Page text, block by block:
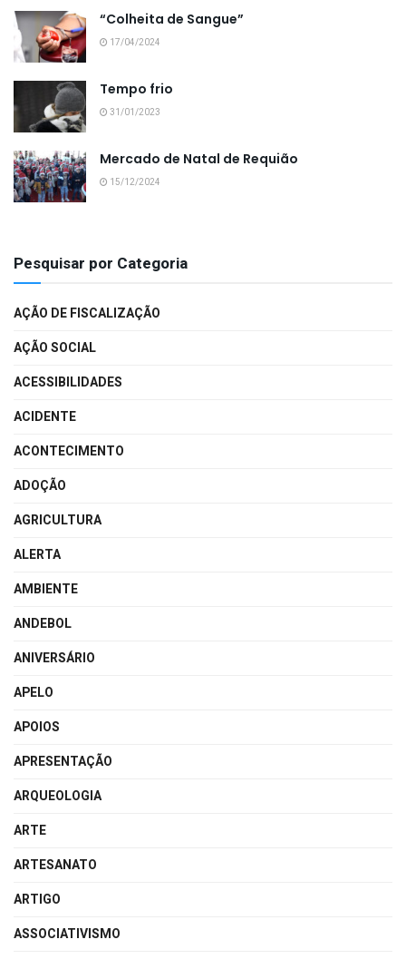
“Colheita de Sangue”
17/04/2024
Tempo frio
31/01/2023
Mercado de Natal de Requião
15/12/2024
Pesquisar por Categoria
AÇÃO DE FISCALIZAÇÃO
AÇÃO SOCIAL
ACESSIBILIDADES
ACIDENTE
ACONTECIMENTO
ADOÇÃO
AGRICULTURA
ALERTA
AMBIENTE
ANDEBOL
ANIVERSÁRIO
APELO
APOIOS
APRESENTAÇÃO
ARQUEOLOGIA
ARTE
ARTESANATO
ARTIGO
ASSOCIATIVISMO